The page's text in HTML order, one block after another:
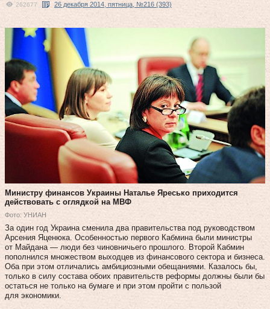
262677 26 декабря 2014, пятница, №216 (393)
Министру финансов Украины Наталье Яресько приходится
действовать с оглядкой на МВФ
Фото: УНИАН
За один год Украина сменила два правительства под руководством
Арсения Яценюка. Особенностью первого Кабмина были министры
от Майдана — люди без чиновничьего прошлого. Второй Кабмин
пополнился множеством выходцев из финансового сектора и бизнеса.
Оба при этом отличались амбициозными обещаниями. Казалось бы,
только в силу состава обоих правительств реформы должны были бы
остаться не только на бумаге и при этом пройти с пользой
для экономики.